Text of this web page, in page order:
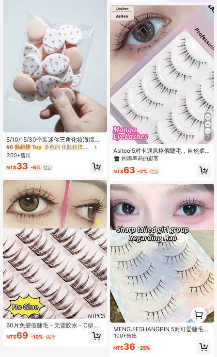
5/10/15/30个装迷你三角化妆海绵，
樱桃蝴蝶结图案，防水PU材质，适用
于粉底和遮瑕膏，适合所有肤质，女
士化妆海绵
#6 熱銷榜 Top
多色的 化妝粉撲和海綿
200+售出
NT$33 -6% 估計
60片免胶假睫毛 - 无需胶水 - C型卷
翘，9毫米长度，自然逼真，无需胶
水，不刺激皮肤，易于使用，韩式/仙
NT$69 -10% 估計
7
Asiteo 5对卡通风格假睫毛，自然柔
软睫毛，透明塑料梗，恶魔和仙女款
式
回購率高的顧客
NT$63 -2% 估計
MENGJIESHANGPIN 5对可爱睫毛品
牌日韩风透明偶像团体尖尾假睫毛，
一体式自然毛感，适合初学者假睫毛
100+售出
NT$36 -25%
1
0